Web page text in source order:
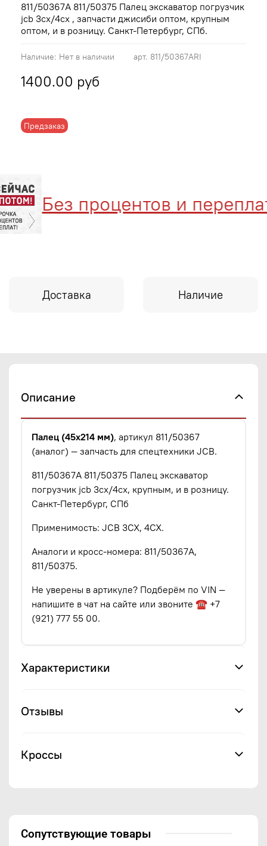
арт. 811/50367ARI
Наличие: Нет в наличии
Предзаказ
1400.00 руб
811/50367A 811/50375 Палец экскаватор погрузчик
jcb 3cx/4cx , запчасти джисиби оптом, крупным
оптом, и в розницу. Санкт-Петербург, СПб.
Без процентов и переплат
Доставка Наличие
Описание
Палец (45х214 мм), артикул 811/50367
(аналог) — запчасть для спецтехники JCB.
811/50367A 811/50375 Палец экскаватор
погрузчик jcb 3cx/4cx, крупным, и в розницу.
Санкт-Петербург, СПб
Применимость: JCB 3CX, 4CX.
Аналоги и кросс-номера: 811/50367A,
811/50375.
Не уверены в артикуле? Подберём по VIN —
напишите в чат на сайте или звоните ☎ +7
(921) 777 55 00.
Характеристики
Отзывы
Кроссы
Сопутствующие товары